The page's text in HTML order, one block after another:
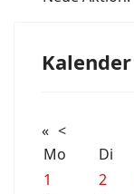
Kalender
« <
Mo
Di
1
2